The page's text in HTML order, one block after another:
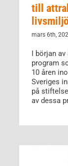
till
mars 6th,
I början
program
10 åren
Sveriges
på
av dessa